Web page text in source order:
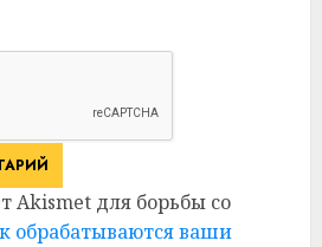
Akismet для борьбы со
обрабатываются ваши